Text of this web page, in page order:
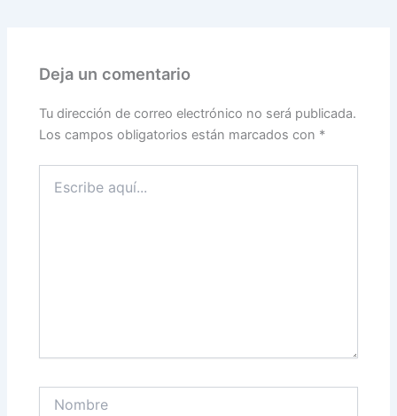
Deja un comentario
Tu dirección de correo electrónico no será publicada.
Los campos obligatorios están marcados con *
aquí...